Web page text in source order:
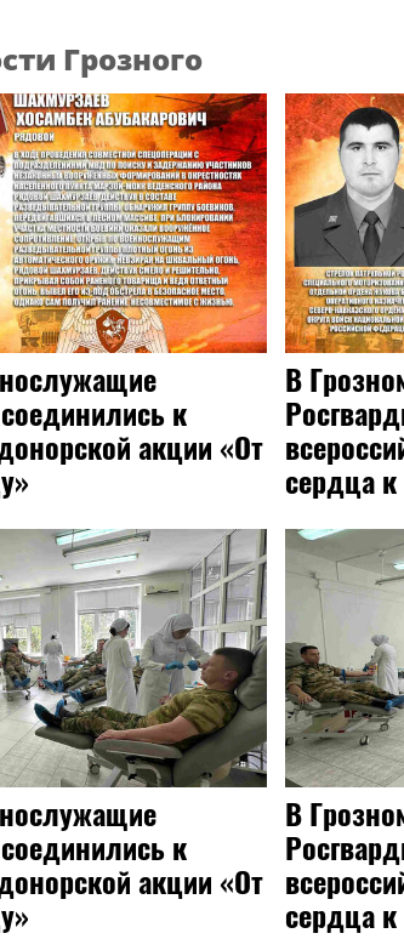
Грозного
к
акции «От
В
сердца
к
акции «От
В
сердца